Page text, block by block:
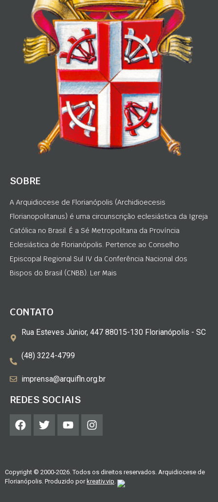
SOBRE
A Arquidiocese de Florianópolis (Archidioecesis
Florianopolitanus) é uma circunscrição eclesiástica da Igreja
Católica no Brasil. É a Sé Metropolitana da Província
Eclesiástica de Florianópolis. Pertence ao Conselho
Episcopal Regional Sul IV da Conferência Nacional dos
Bispos do Brasil (CNBB). Ler Mais
CONTATO
Rua Esteves Júnior, 447 88015-130 Florianópolis - SC
(48) 3224-4799
imprensa@arquifln.org.br
REDES SOCIAIS
Copyright © 2000-2026. Todos os direitos reservados. Arquidiocese de
Florianópolis. Produzido por kreativ.vip